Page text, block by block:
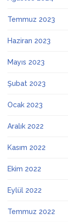
Temmuz 2023
Haziran 2023
Mayıs 2023
Şubat 2023
Ocak 2023
Aralık 2022
Kasım 2022
Ekim 2022
Eylül 2022
Temmuz 2022